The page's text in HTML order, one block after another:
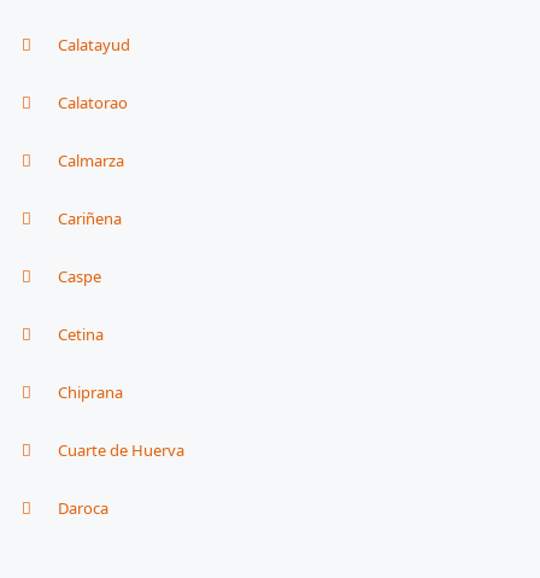
Calatayud
Calatorao
Calmarza
Cariñena
Caspe
Cetina
Chiprana
Cuarte de Huerva
Daroca